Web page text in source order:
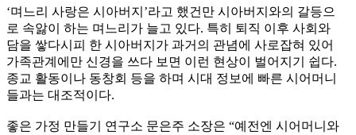
‘며느리 사랑은 시아버지’라고 했건만 시아버지와의 갈등으
로 속앓이 하는 며느리가 늘고 있다. 특히 퇴직 이후 사회와
담을 쌓다시피 한 시아버지가 과거의 관념에 사로잡혀 있어
가족관계에만 신경을 쓰다 보면 이런 현상이 벌어지기 쉽다.
종교 활동이나 동창회 등을 하며 시대 정보에 빠른 시어머니
들과는 대조적이다.
좋은 가정 만들기 연구소 문은주 소장은 “예전엔 시어머니와